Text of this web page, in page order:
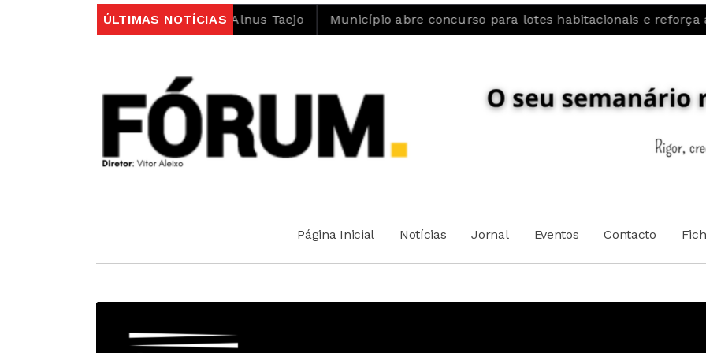
ÚLTIMAS NOTÍCIAS
âmbito do projeto LIFE Alnus Taejo Município abre concurso para lotes habitacionais e reforça aposta
Página Inicial Notícias Jornal Eventos Contacto